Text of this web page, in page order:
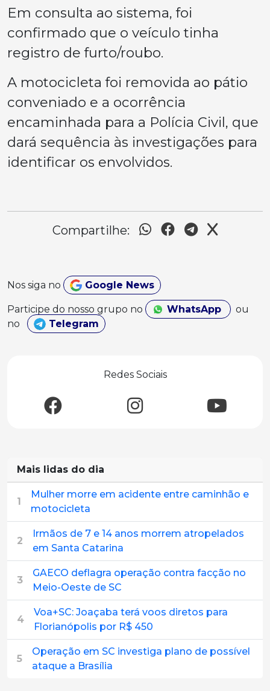
Em consulta ao sistema, foi
confirmado que o veículo tinha
registro de furto/roubo.
A motocicleta foi removida ao pátio
conveniado e a ocorrência
encaminhada para a Polícia Civil, que
dará sequência às investigações para
identificar os envolvidos.
Compartilhe:
Nos siga no Google News
Participe do nosso grupo no WhatsApp
ou
no
Telegram
Redes Sociais
Mais lidas do dia
1
Mulher morre em acidente entre caminhão e
motocicleta
2
Irmãos de 7 e 14 anos morrem atropelados
em Santa Catarina
3
GAECO deflagra operação contra facção no
Meio-Oeste de SC
4
Voa+SC: Joaçaba terá voos diretos para
Florianópolis por R$ 450
5
Operação em SC investiga plano de possível
ataque a Brasília